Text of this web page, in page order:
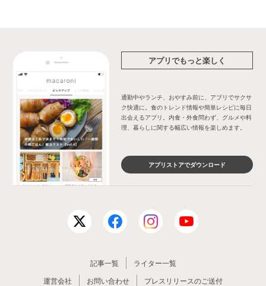
アプリでもっと楽しく
通勤中やランチ、おやすみ前に、アプリでサクサ
ク快適に。食のトレンド情報や簡単レシピに毎日
出会えるアプリ。内食・外食問わず、グルメや料
理、暮らしに関する幅広い情報を楽しめます。
アプリストアでダウンロード
記事一覧
ライター一覧
運営会社
お問い合わせ プレスリリースのご送付